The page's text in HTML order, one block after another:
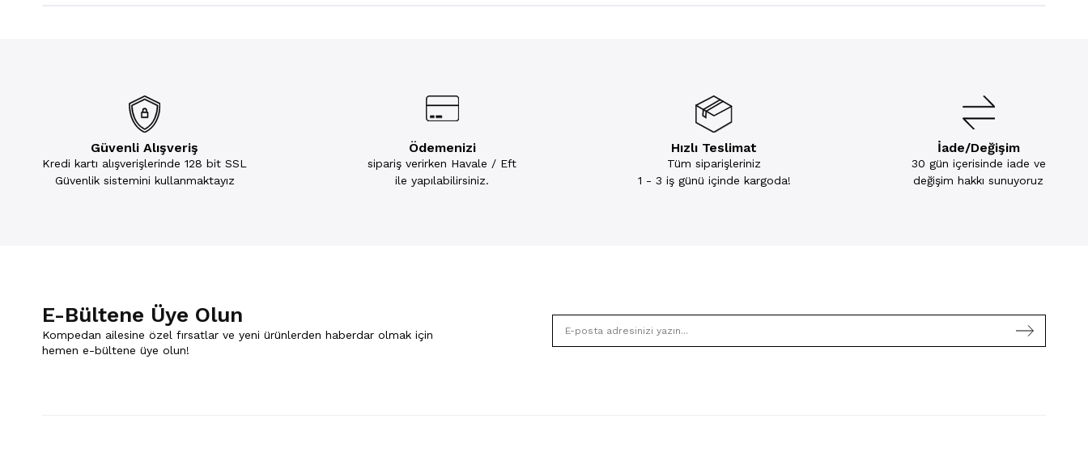
Güvenli Alışveriş
Kredi kartı alışverişlerinde 128 bit SSL
Güvenlik sistemini kullanmaktayız
Ödemenizi
sipariş verirken Havale / Eft
ile yapılabilirsiniz.
Hızlı Teslimat
Tüm siparişleriniz
1 - 3 iş günü içinde kargoda!
İade/Değişim
30 gün içerisinde iade ve
değişim hakkı sunuyoruz
E-Bültene Üye Olun
Kompedan ailesine özel fırsatlar ve yeni ürünlerden haberdar olmak için
hemen e-bültene üye olun!